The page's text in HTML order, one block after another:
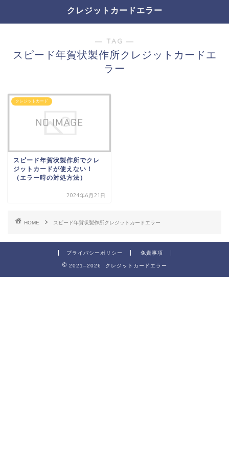
クレジットカードエラー
― TAG ―
スピード年賀状製作所クレジットカードエ
ラー
クレジットカード
スピード年賀状製作所でクレ
ジットカードが使えない！
（エラー時の対処方法）
2024年6月21日
HOME スピード年賀状製作所クレジットカードエラー
プライバシーポリシー 免責事項
2021–2026 クレジットカードエラー